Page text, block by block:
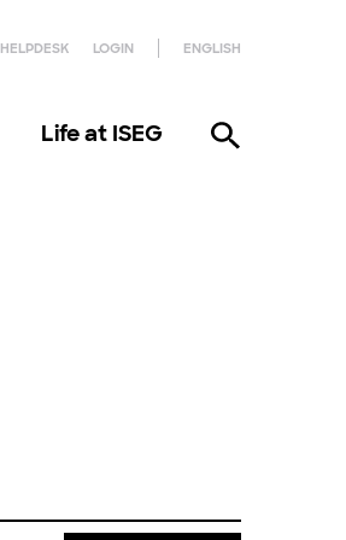
HELPDESK LOGIN ENGLISH
Life at ISEG